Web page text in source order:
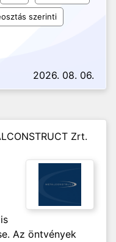
szerinti
2026. 08. 06.
Zrt.
Az öntvények